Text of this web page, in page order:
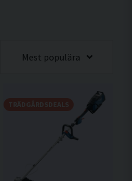
Mest populära
TRÄDGÅRDSDEALS